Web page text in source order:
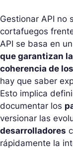
Gestionar API no
cortafuegos
API se basa en un
que garantizan
coherencia de
hay que saber
Esto implica
documentar los
versionar las
desarrolladores
rápidamente la